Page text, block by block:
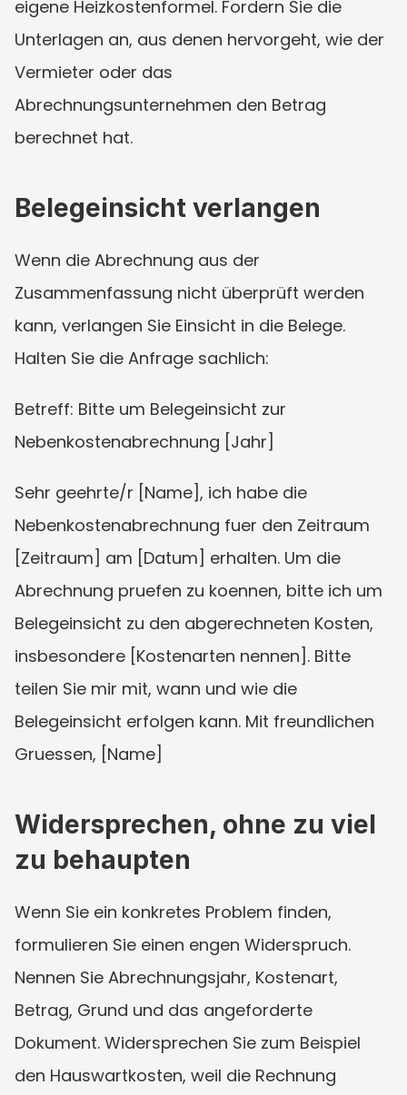
eigene Heizkostenformel. Fordern Sie die
Unterlagen an, aus denen hervorgeht, wie der
Vermieter oder das
Abrechnungsunternehmen den Betrag
berechnet hat.
Belegeinsicht verlangen
Wenn die Abrechnung aus der
Zusammenfassung nicht überprüft werden
kann, verlangen Sie Einsicht in die Belege.
Halten Sie die Anfrage sachlich:
Betreff: Bitte um Belegeinsicht zur
Nebenkostenabrechnung [Jahr]
Sehr geehrte/r [Name], ich habe die
Nebenkostenabrechnung fuer den Zeitraum
[Zeitraum] am [Datum] erhalten. Um die
Abrechnung pruefen zu koennen, bitte ich um
Belegeinsicht zu den abgerechneten Kosten,
insbesondere [Kostenarten nennen]. Bitte
teilen Sie mir mit, wann und wie die
Belegeinsicht erfolgen kann. Mit freundlichen
Gruessen, [Name]
Widersprechen, ohne zu viel
zu behaupten
Wenn Sie ein konkretes Problem finden,
formulieren Sie einen engen Widerspruch.
Nennen Sie Abrechnungsjahr, Kostenart,
Betrag, Grund und das angeforderte
Dokument. Widersprechen Sie zum Beispiel
den Hauswartkosten, weil die Rechnung